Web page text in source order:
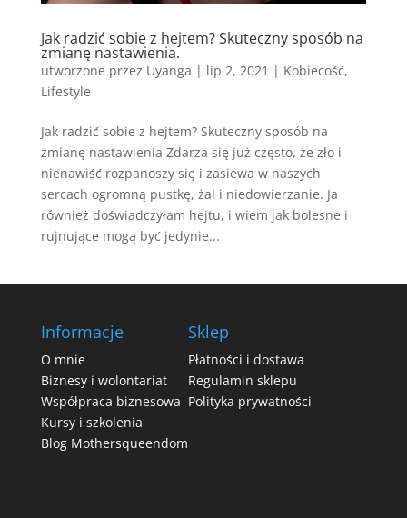
Jak radzić sobie z hejtem? Skuteczny sposób na
zmianę nastawienia.
utworzone przez Uyanga | lip 2, 2021 | Kobiecość,
Lifestyle
Jak radzić sobie z hejtem? Skuteczny sposób na
zmianę nastawienia Zdarza się już często, że zło i
nienawiść rozpanoszy się i zasiewa w naszych
sercach ogromną pustkę, żal i niedowierzanie. Ja
również doświadczyłam hejtu, i wiem jak bolesne i
rujnujące mogą być jedynie...
Informacje
O mnie
Biznesy i wolontariat
Współpraca biznesowa
Kursy i szkolenia
Blog Mothersqueendom
Sklep
Płatności i dostawa
Regulamin sklepu
Polityka prywatności